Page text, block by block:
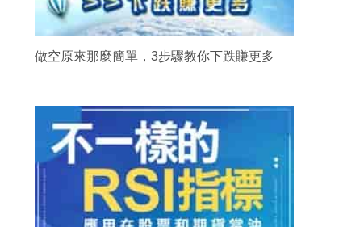
做空原來那麼簡單，3步驟教你下跌賺更多